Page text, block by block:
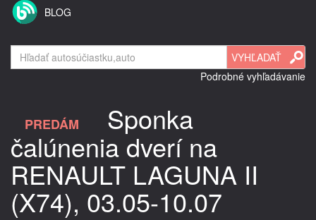
BLOG
Podrobné vyhľadávanie
PREDÁM Sponka
čalúnenia dverí na
RENAULT LAGUNA II
(X74), 03.05-10.07